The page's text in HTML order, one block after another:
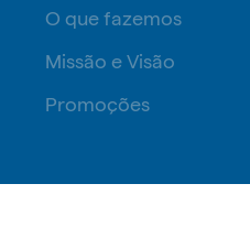
O que fazemos
Missão e Visão
Promoções